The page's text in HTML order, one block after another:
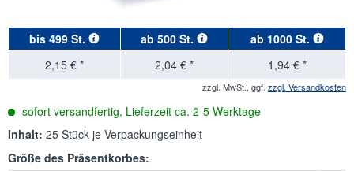
bis 499 St. ab 500 St. ab 1000 St.
2,15 € *
2,04 € * 1,94 € *
zzgl. MwSt., ggf. zzgl. Versandkosten
sofort versandfertig, Lieferzeit ca. 2-5 Werktage
Inhalt: 25 Stück je Verpackungseinheit
Größe des Präsentkorbes: